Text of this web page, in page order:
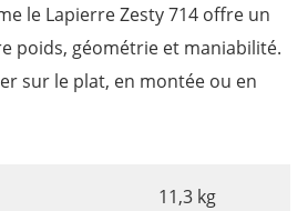
le Lapierre Zesty 714 offre un
poids, géométrie et maniabilité.
sur le plat, en montée ou en
11,3 kg